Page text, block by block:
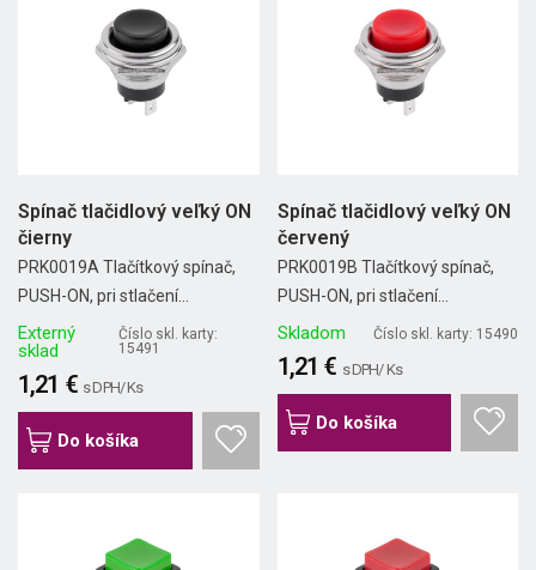
Spínač tlačidlový veľký ON
čierny
PRK0019A Tlačítkový spínač,
PUSH-ON, pri stlačení...
Externý
sklad
Číslo skl. karty:
15491
1,21 € s DPH/ Ks
Do košíka
Spínač tlačidlový veľký ON
červený
PRK0019B Tlačítkový spínač,
PUSH-ON, pri stlačení...
Skladom Číslo skl. karty: 15490
1,21 € s DPH/ Ks
Do košíka